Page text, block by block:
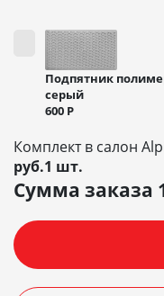
Подпятник
серый
600 Р
Комплект в салон
руб.1 шт.
Сумма заказа